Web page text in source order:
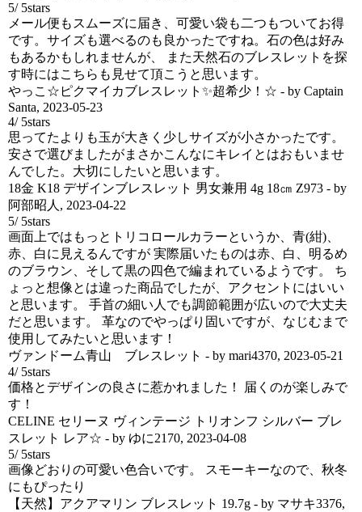
5/ 5stars
メール便もスムーズに届き、可愛い袋も二つもついてお得
です。サイズも選べるのも良かったですね。石の色は好み
もあるかもしれませんが、 また天然石のブレスレットを探
す時にはこちらも見せて頂こうと思います。
やっこ☆ピクマイカブレスレット✨超希少！☆ - by Captain
Santa, 2023-05-23
4/ 5stars
思ってたよりも玉が大きく少しサイズが小さかったです。
安さで選びましたがまさかこんなにキレイとはおもいませ
んでした。大切にしたいと思います。
18金 K18 デザインブレスレット 男女兼用 4g 18㎝ Z973 - by
阿部昭人, 2023-04-22
5/ 5stars
画面上ではもっとトリコロールカラーというか、青(紺)、
赤、白に見えるんですが 実際届いたものは赤、白、明るめ
のブラウン、そして黒の四色で編まれているようです。 ち
ょっと想像とは違った商品でしたが、アクセントにはいい
と思います。 手首の細い人でも調節範囲が広いので大丈夫
だと思います。 革なのでやっぱり固いですが、なじむまで
使用してみたいと思います！
ヴァンドーム青山 ブレスレット - by mari4370, 2023-05-21
4/ 5stars
価格とデザインの良さに惹かれました！ 届くのが楽しみで
す！
CELINE セリーヌ ヴィンテージ トリオンフ シルバー ブレ
スレット レア☆ - by ゆに2170, 2023-04-08
5/ 5stars
画像どおりの可愛い色合いです。 スモーキーなので、秋冬
にもぴったり
【天然】アクアマリン ブレスレット 19.7g - by マサキ3376,